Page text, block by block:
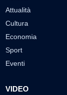
Attualità
Cultura
Economia
Sport
Eventi
VIDEO